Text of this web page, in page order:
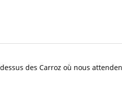
des Carroz où nous